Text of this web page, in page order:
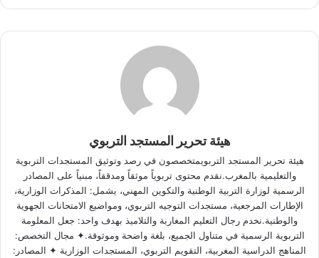
هيئة تحرير المستجد التربوي
هيئة تحرير المستجد التربويمتخصصون في رصد وتوثيق المستجدات التربوية
والتعليمية بالمغرب.نقدم محتوى تربوياً موثقاً ومدققاً، مبنياً على المصادر
الرسمية لوزارة التربية الوطنية والتكوين المهني، يشمل: المذكرات الوزارية،
الإطارات المرجعية، مستجدات التوجيه التربوي، ومواضيع الامتحانات الجهوية
والوطنية.نخدم رجال التعليم المغاربة والتلاميذ بهدف واحد: جعل المعلومة
التربوية الرسمية في متناول الجميع، بلغة واضحة وموثوقة.✦ مجال التخصص:
المناهج الدراسية المغربية، التقويم التربوي، المستجدات الوزارية ✦ المصادر: